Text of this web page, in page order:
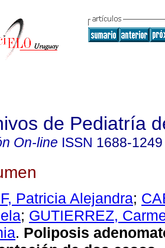
de Pediatría
On-line ISSN 1688-1249
Patricia Alejandra;
; GUTIERREZ,
. Poliposis